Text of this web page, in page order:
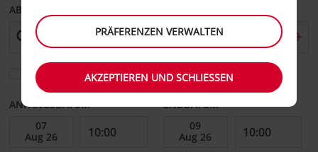
ABHOLEN VON
Eine andere Rückgabestation auswählen
ANFANGSDATUM ENDDATUM
PRÄFERENZEN VERWALTEN
AKZEPTIEREN UND SCHLIESSEN